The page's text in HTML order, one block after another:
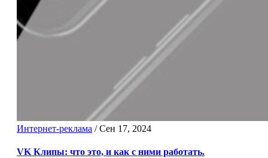
Интернет-реклама /Сен 17, 2024
VK Клипы: что это, и как с ними работать.